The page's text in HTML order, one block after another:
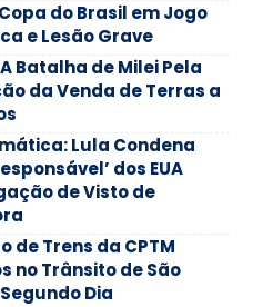
do Brasil em Jogo
e Lesão Grave
Batalha de Milei Pela
da Venda de Terras a
Lula Condena
dos EUA
de Visto de
de Trens da CPTM
no Trânsito de São
Dia